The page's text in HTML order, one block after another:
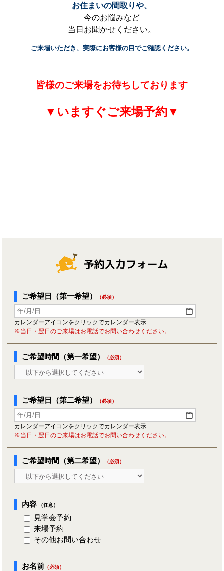
お住まいの間取りや、
今のお悩みなど
当日お聞かせください。
ご来場いただき、実際にお客様の目でご確認ください。
皆様のご来場をお待ちしております
▼いますぐご来場予約▼
ご希望日（第一希望） （必須）
カレンダーアイコンをクリックでカレンダー表示
※当日・翌日のご来場はお電話でお問い合わせください。
ご希望時間（第一希望） （必須）
ご希望日（第二希望） （必須）
カレンダーアイコンをクリックでカレンダー表示
※当日・翌日のご来場はお電話でお問い合わせください。
ご希望時間（第二希望） （必須）
内容 （任意）
見学会予約
来場予約
その他お問い合わせ
お名前 （必須）